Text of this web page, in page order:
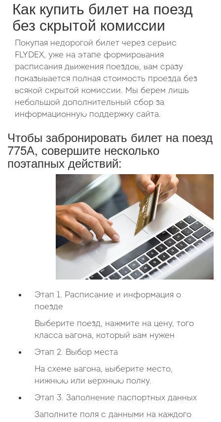
Как купить билет на поезд
без скрытой комиссии
Покупая недорогой билет через сервис
FLYDEX, уже на этапе формирования
расписания движения поездов, вам сразу
показывается полная стоимость проезда без
всякой скрытой комиссии. Мы берем лишь
небольшой дополнительный сбор за
информационную поддержку сайта.
Чтобы забронировать билет на поезд
775А, совершите несколько
поэтапных действий:
Этап 1. Расписание и информация о
поезде
Выберите поезд, нажмите на цену, того
класса вагона, который вам нужен
Этап 2. Выбор места
На схеме вагона, выберите место,
нижнюю или верхнюю полку.
Этап 3. Заполнение паспортных данных
Заполните поля с данными на каждого